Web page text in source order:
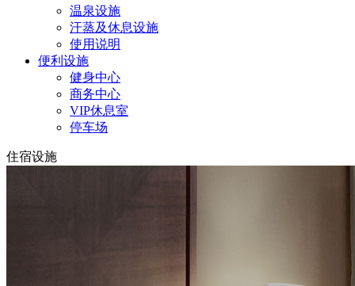
温泉设施
汗蒸及休息设施
使用说明
便利设施
健身中心
商务中心
VIP休息室
停车场
住宿设施